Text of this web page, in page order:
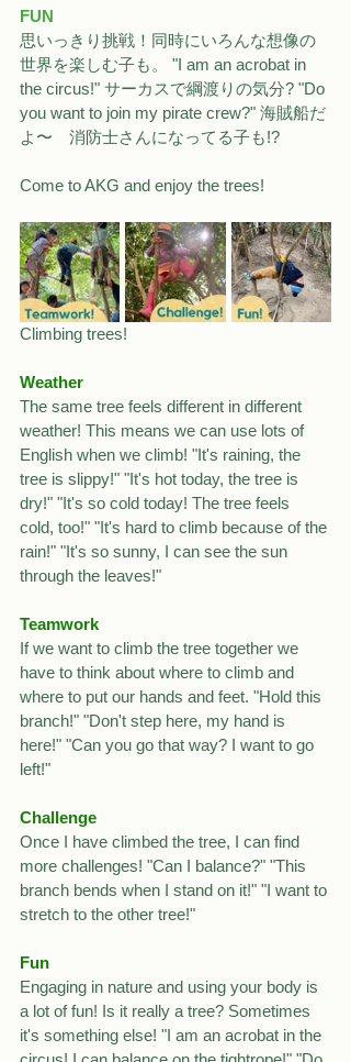
FUN
思いっきり挑戦！同時にいろんな想像の
世界を楽しむ子も。 "I am an acrobat in
the circus!" サーカスで綱渡りの気分? "Do
you want to join my pirate crew?" 海賊船だ
よ〜　消防士さんになってる子も!?
Come to AKG and enjoy the trees!
Climbing trees!
Weather
The same tree feels different in different
weather! This means we can use lots of
English when we climb! "It's raining, the
tree is slippy!" "It's hot today, the tree is
dry!" "It's so cold today! The tree feels
cold, too!" "It's hard to climb because of the
rain!" "It's so sunny, I can see the sun
through the leaves!"
Teamwork
If we want to climb the tree together we
have to think about where to climb and
where to put our hands and feet. "Hold this
branch!" "Don't step here, my hand is
here!" "Can you go that way? I want to go
left!"
Challenge
Once I have climbed the tree, I can find
more challenges! "Can I balance?" "This
branch bends when I stand on it!" "I want to
stretch to the other tree!"
Fun
Engaging in nature and using your body is
a lot of fun! Is it really a tree? Sometimes
it's something else! "I am an acrobat in the